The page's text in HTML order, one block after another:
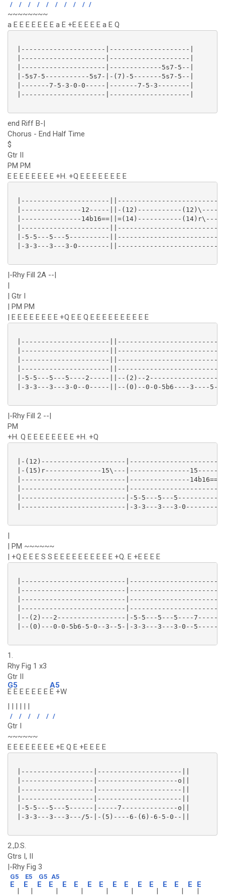
/ / / / / / / / / /
~~~~~~~~
a E E E E E E E a E +E E E E E a E Q
|---------------------|--------------------|
|---------------------|--------------------|
|---------------------|-------------5s7-5--|
|-5s7-5-----------5s7-|-(7)-5-------5s7-5--|
|-------7-5-3-0-0-----|-------7-5-3--------|
|---------------------|--------------------|
end Riff B-|
Chorus - End Half Time
$
Gtr II
PM PM
E E E E E E E E +H. +Q E E E E E E E E
|----------------------||-------------------------
|---------------12-----||-(12)-----------(12)\----
|---------------14b16==||=(14)-----------
|----------------------||-------------------------
|-5-5---5---5----------||-------------------------|-
|-3-3---3---3-0--------||-------------------------|-
|-Rhy Fill 2A --|
|
| Gtr I
| PM PM
| E E E E E E E E +Q E E Q E E E E E E E E E E
|----------------------||-------------------------
|----------------------||-------------------------
|----------------------||-------------------------
|----------------------||-------------------------
|-5-5---5---5----2-----||--(2)--2-----------------
|-3-3---3---3-0--0-----||--(0)--0-0-5b6----3----5-
|-Rhy Fill 2 --|
PM
+H. Q E E E E E E E E +H. +Q
|-(12)---------------------|----------------------
|-(15)r--------------15\---|---------------15-----
|--------------------------|---------------
|--------------------------|----------------------
|--------------------------|-5-5---5---
|--------------------------|-3-3---3---3-
|
| PM ~~~~~~
| +Q E E E S S E E E E E E E E E E +Q. E +E E E E
|--------------------------|----------------------
|--------------------------|----------------------
|--------------------------|----------------------
|--------------------------|----------------------
|--(2)---2-----------------|-5-5---5---5----
|--(0)---0-0-5b6-5-0--3--5-|-3-3---3---3-0--
1.
Rhy Fig 1 x3
Gtr II
G5
E E E E E E E
A5
E +W
| | | | | |
/ / / / / /
Gtr I
~~~~~~
E E E E E E E E +E Q E +E E E E
|------------------|---------------------||
|------------------|--------------------o||
|------------------|---------------------||
|------------------|---------------------||
|-5-5---5---5------|-----7--------------o||
|-3-3---3---3---/5-|-(5)----6-(6)-6-5-0--||
2.,D.S.
Gtrs I, II
|-Rhy Fig 3
G5 E5 G5 A5
E
|
E
|
E E
|
E E
|
E E
|
E E
|
E E
|
E E
|
E E
|